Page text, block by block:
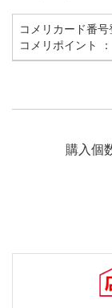
コメリカード番
コメリポイント ：
購入個